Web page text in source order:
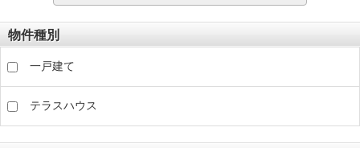
物件種別
一戸建て
テラスハウス